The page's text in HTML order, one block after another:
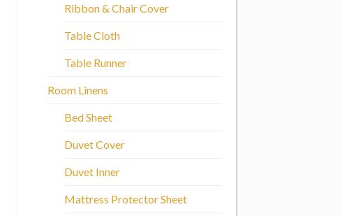
Ribbon & Chair Cover
Table Cloth
Table Runner
Room Linens
Bed Sheet
Duvet Cover
Duvet Inner
Mattress Protector Sheet